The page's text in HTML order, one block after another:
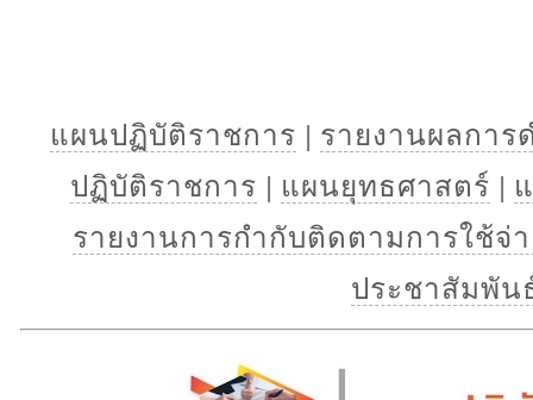
แผนปฏิบัติราชการ | รายงานผลการ
ปฏิบัติราชการ | แผนยุทธศาสตร์ |
รายงานการกำกับติดตามการใช้จ่
ประชาสัมพัน